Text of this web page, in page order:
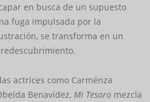
en busca de un supuesto
fuga impulsada por la
se transforma en un
actrices como Carménza
Benavídez, Mi Tesoro mezcla